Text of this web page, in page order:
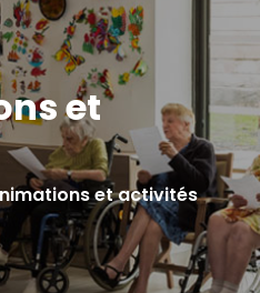
et
et activités